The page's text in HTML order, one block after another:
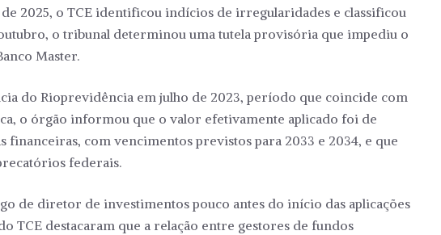
2025, o TCE identificou indícios de irregularidades e classificou
o tribunal determinou uma tutela provisória que impediu o
Master.
do Rioprevidência em julho de 2023, período que coincide com
o órgão informou que o valor efetivamente aplicado foi de
financeiras, com vencimentos previstos para 2033 e 2034, e que
federais.
de diretor de investimentos pouco antes do início das aplicações
TCE destacaram que a relação entre gestores de fundos